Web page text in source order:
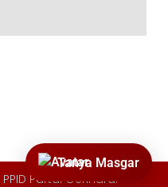
Tanya Masgar
PPID Partai Gerindra.